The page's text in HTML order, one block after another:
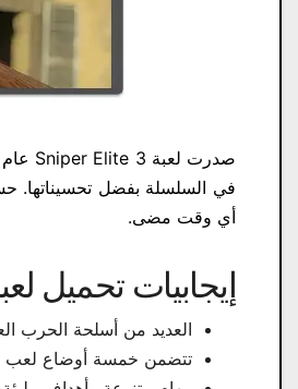
في السلسلة بفضل تحسيناتها.
أي وقت مضى.
إيجابيات تحميل لعبة القناص 3
العديد من أسلحة الحرب
تتضمن خمسة أوضاع لعب